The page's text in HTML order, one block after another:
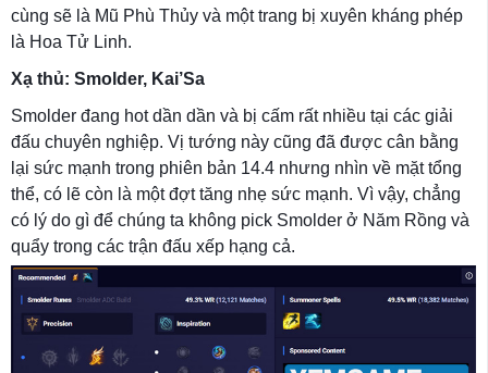
cùng sẽ là Mũ Phù Thủy và một trang bị xuyên kháng phép
là Hoa Tử Linh.
Xạ thủ: Smolder, Kai’Sa
Smolder đang hot dần dần và bị cấm rất nhiều tại các giải
đấu chuyên nghiệp. Vị tướng này cũng đã được cân bằng
lại sức mạnh trong phiên bản 14.4 nhưng nhìn về mặt tổng
thể, có lẽ còn là một đợt tăng nhẹ sức mạnh. Vì vậy, chẳng
có lý do gì để chúng ta không pick Smolder ở Năm Rồng và
quẩy trong các trận đấu xếp hạng cả.